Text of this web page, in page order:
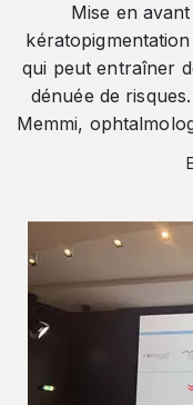
Mise en
qui peut entraîner
dénuée de
Memmi,